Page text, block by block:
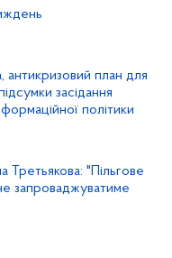
антикризовий план для
засідання
політики
Третьякова: "Пільгове
запроваджуватиме